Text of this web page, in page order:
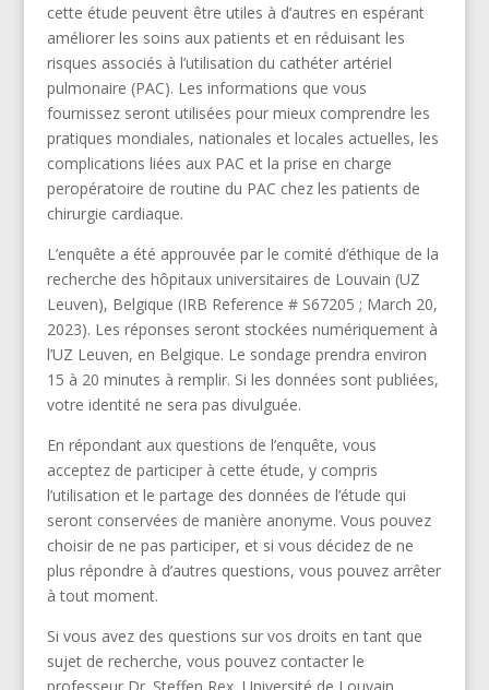
cette étude peuvent être utiles à d’autres en espérant
améliorer les soins aux patients et en réduisant les
risques associés à l’utilisation du cathéter artériel
pulmonaire (PAC). Les informations que vous
fournissez seront utilisées pour mieux comprendre les
pratiques mondiales, nationales et locales actuelles, les
complications liées aux PAC et la prise en charge
peropératoire de routine du PAC chez les patients de
chirurgie cardiaque.
L’enquête a été approuvée par le comité d’éthique de la
recherche des hôpitaux universitaires de Louvain (UZ
Leuven), Belgique (IRB Reference # S67205 ; March 20,
2023). Les réponses seront stockées numériquement à
l’UZ Leuven, en Belgique. Le sondage prendra environ
15 à 20 minutes à remplir. Si les données sont publiées,
votre identité ne sera pas divulguée.
En répondant aux questions de l’enquête, vous
acceptez de participer à cette étude, y compris
l’utilisation et le partage des données de l’étude qui
seront conservées de manière anonyme. Vous pouvez
choisir de ne pas participer, et si vous décidez de ne
plus répondre à d’autres questions, vous pouvez arrêter
à tout moment.
Si vous avez des questions sur vos droits en tant que
sujet de recherche, vous pouvez contacter le
professeur Dr. Steffen Rex, Université de Louvain,